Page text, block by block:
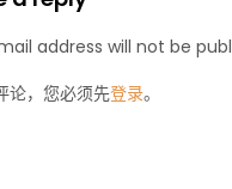
address will not be
论，您必须先登录。